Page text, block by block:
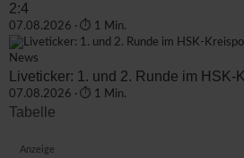
2:4
07.08.2026 · ⏱ 1 Min.
News
Liveticker: 1. und 2. Runde im HSK-
07.08.2026 · ⏱ 1 Min.
Tabelle
Anzeige